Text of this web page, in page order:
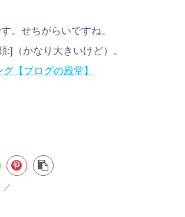
。せちがらいですね。
（かなり大きいけど）。